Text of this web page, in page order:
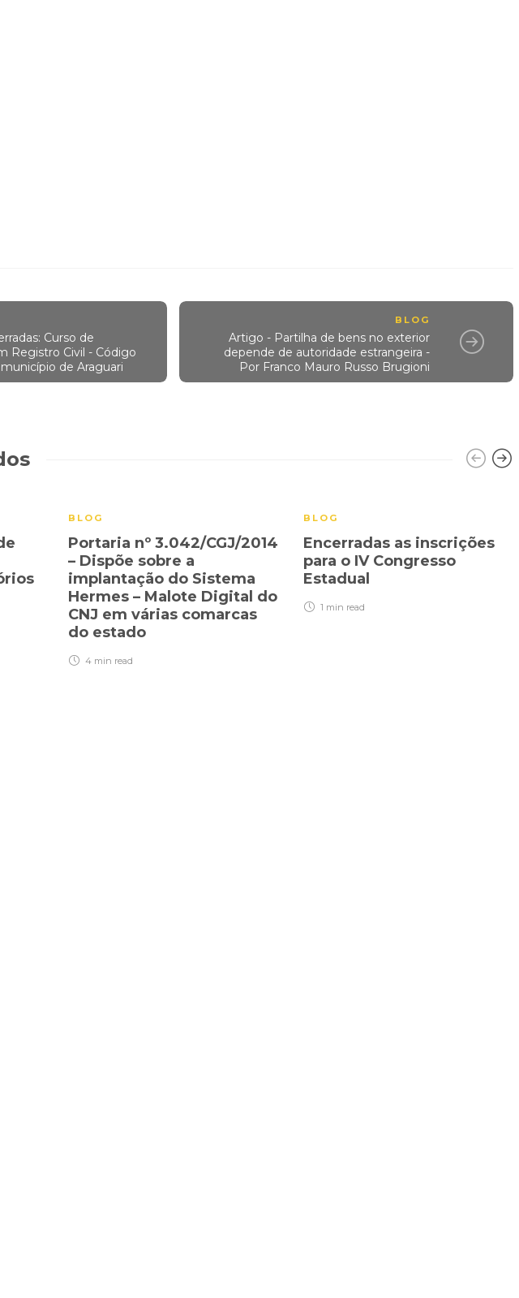
Curso de
Registro Civil - Código
de Araguari
BLOG
Artigo - Partilha de bens no exterior
depende de autoridade estrangeira -
Por Franco Mauro Russo Brugioni
BLOG
Portaria nº 3.042/CGJ/2014
– Dispõe sobre a
implantação do Sistema
Hermes – Malote Digital do
CNJ em várias comarcas
do estado
4 min read
BLOG
Encerradas as inscrições
para o IV Congresso
Estadual
1 min read